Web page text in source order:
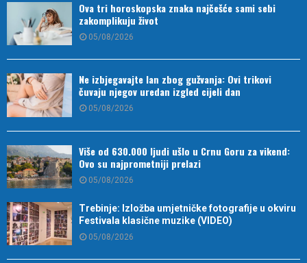
Ova tri horoskopska znaka najčešće sami sebi
zakomplikuju život
05/08/2026
Ne izbjegavajte lan zbog gužvanja: Ovi trikovi
čuvaju njegov uredan izgled cijeli dan
05/08/2026
Više od 630.000 ljudi ušlo u Crnu Goru za vikend:
Ovo su najprometniji prelazi
05/08/2026
Trebinje: Izložba umjetničke fotografije u okviru
Festivala klasične muzike (VIDEO)
05/08/2026